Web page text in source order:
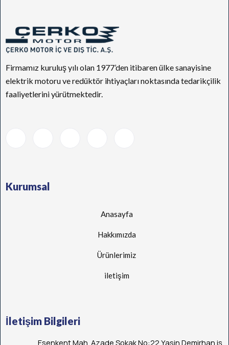
Firmamız kuruluş yılı olan 1977’den itibaren ülke sanayisine
elektrik motoru ve redüktör ihtiyaçları noktasında tedarikçilik
faaliyetlerini yürütmektedir.
Kurumsal
Anasayfa
Hakkımızda
Ürünlerimiz
iletişim
İletişim Bilgileri
Esenkent Mah. Azade Sokak No:22 Yasin Demirhan iş